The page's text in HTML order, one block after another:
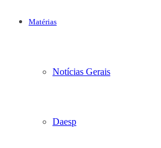
Matérias
Notícias Gerais
Daesp